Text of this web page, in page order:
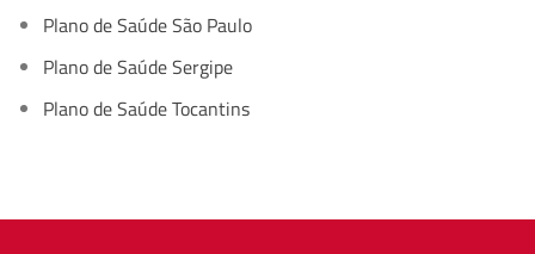
Plano de Saúde São Paulo
Plano de Saúde Sergipe
Plano de Saúde Tocantins